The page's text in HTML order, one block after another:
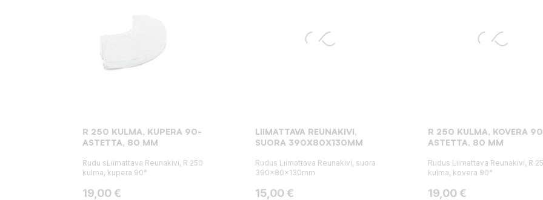
R 250 KULMA, KUPERA 90-
ASTETTA, 80 MM
Rudu sLiimattava Reunakivi, R 250
kulma, kupera 90°
Hinta
19,00 €
LIIMATTAVA REUNAKIVI,
SUORA 390X80X130MM
Rudus Liimattava Reunakivi, suora
390x80x130mm
Hinta
15,00 €
R 250 KULMA, KOVERA
ASTETTA, 80 MM
Rudus Liimattava Reunakivi, R
kulma, kovera 90°
Hinta
19,00 €